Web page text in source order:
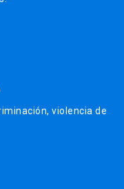
violencia de